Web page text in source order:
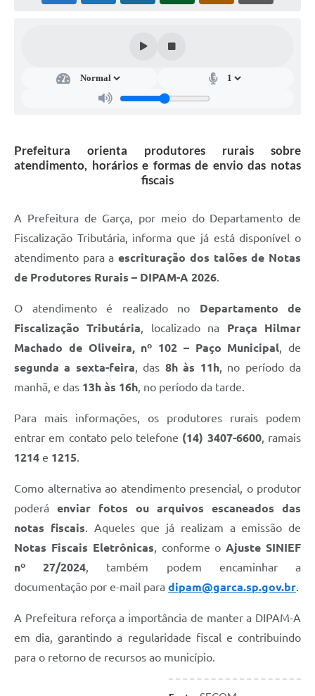
CENTRAL DE ATENDIMENTO
Pré-Cadastro de Vacinação Antirrábica
PGRS Digital
Consulta Pública Eletrônica Lei de Diretrizes Orçamentárias -
Credenciamento Feirantes
Notícias
Nota Fiscal Eletrônica
Defesa Civil
Junta de Serviço Militar
Prefeitura orienta produtores rurais sobre
atendimento, horários e formas de envio das notas
fiscais
A Prefeitura de Garça, por meio do Departamento de
Fiscalização Tributária, informa que já está disponível o
atendimento para aescrituração dos talões de Notas
de Produtores Rurais – DIPAM-A 2026.
O atendimento é realizado no Departamento de
Fiscalização Tributária, localizado na Praça Hilmar
Machado de Oliveira, nº 102 – Paço Municipal, de
segunda a sexta-feira, das 8h às 11h, no período da
manhã, e das 13h às 16h, no período da tarde.
Para mais informações, os produtores rurais podem
entrar em contato pelo telefone (14) 3407-6600, ramais
1214 e 1215.
Como alternativa ao atendimento presencial, o produtor
poderá enviar fotos ou arquivos escaneados das
notas fiscais. Aqueles que já realizam a emissão de
Notas Fiscais Eletrônicas, conforme oAjuste SINIEF
nº 27/2024, também podem encaminhar a
documentação por e-mail para dipam@garca.sp.gov.br.
A Prefeitura reforça a importância de manter a DIPAM-A
em dia, garantindo a regularidade fiscal e contribuindo
para o retorno de recursos ao município.